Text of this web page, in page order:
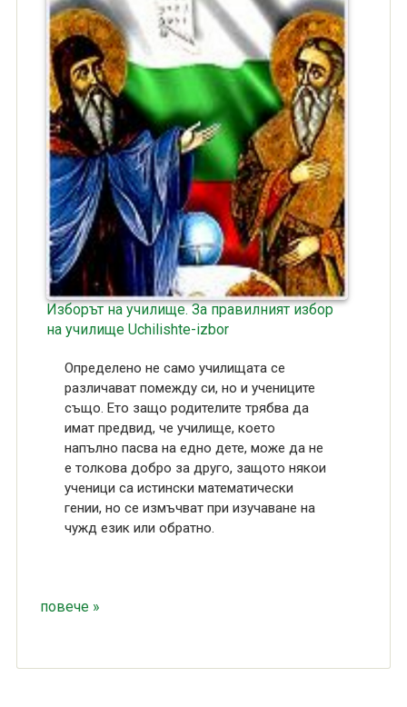
Изборът на училище. За правилният избор
на училище Uchilishte-izbor
Определено не само училищата се
различават помежду си, но и учениците
също. Ето защо родителите трябва да
имат предвид, че училище, което
напълно пасва на едно дете, може да не
е толкова добро за друго, защото някои
ученици са истински математически
гении, но се измъчват при изучаване на
чужд език или обратно.
повече »